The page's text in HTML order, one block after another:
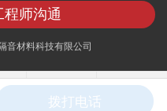
程师沟通
音材料科技有限公司
拨打电话